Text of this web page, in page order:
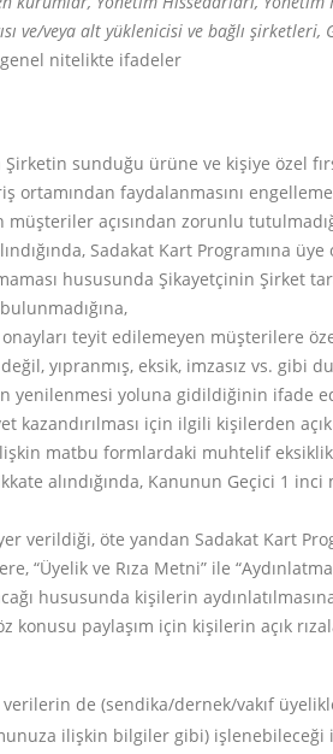
ve/veya alt yüklenicisi ve bağlı
nitelikte ifadeler
sunduğu ürüne ve kişiye özel
faydalanmasını
müşteriler açısından zorunlu
Sadakat Kart Programına üye
hususunda Şikayetçinin Şirket
teyit edilemeyen müşterilere
yıpranmış, eksik, imzasız vs.
yenilenmesi yoluna gidildiğinin ifade
için ilgili kişilerden açık
matbu formlardaki muhtelif
alındığında, Kanunun Geçici 1 inci
verildiği, öte yandan Sadakat Kart
“Üyelik ve Rıza Metni” ile
hususunda kişilerin
konusu paylaşım için kişilerin açık
de (sendika/dernek/vakıf
ilişkin bilgiler gibi)